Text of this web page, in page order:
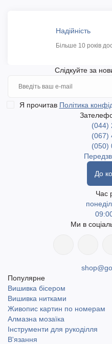
Надійність
Більше 10 років
Слідкуйте за
Я прочитав Політика
(044)
(067)
(050)
До
Час
Ми в
Популярне
Вишивка бісером
Вишивка нитками
Живопис картин по номерам
Алмазна мозаїка
Інструменти для рукоділля
В'язання